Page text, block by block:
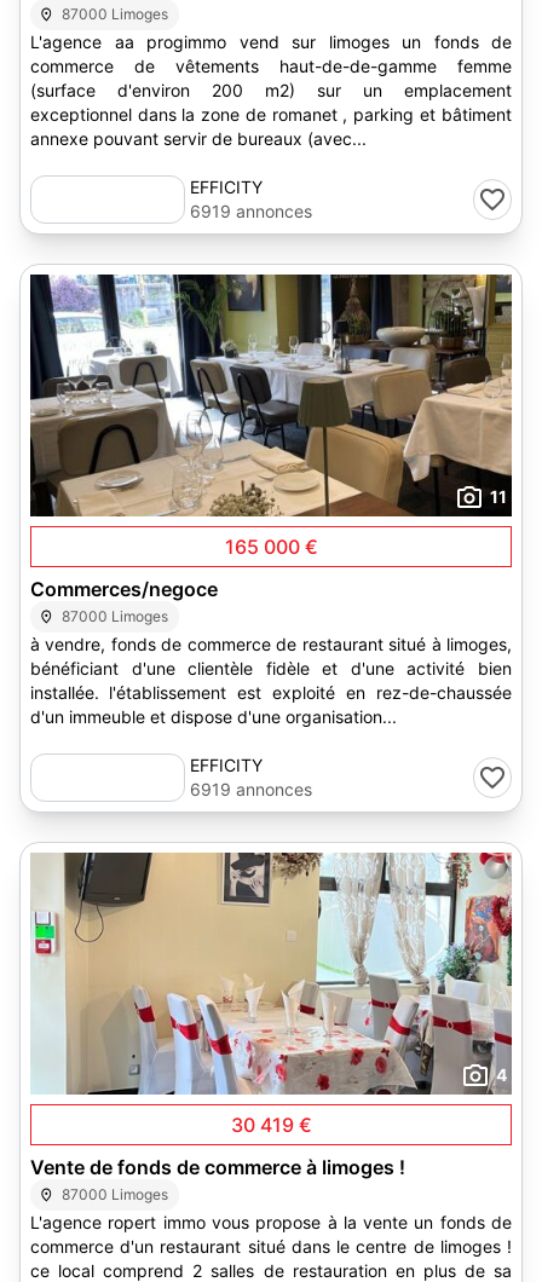
87000 Limoges
L'agence aa progimmo vend sur limoges un fonds de
commerce de vêtements haut-de-de-gamme femme
(surface d'environ 200 m2) sur un emplacement
exceptionnel dans la zone de romanet , parking et bâtiment
annexe pouvant servir de bureaux (avec...
EFFICITY
6919 annonces
11
165 000 €
Commerces/negoce
87000 Limoges
à vendre, fonds de commerce de restaurant situé à limoges,
bénéficiant d'une clientèle fidèle et d'une activité bien
installée. l'établissement est exploité en rez-de-chaussée
d'un immeuble et dispose d'une organisation...
EFFICITY
6919 annonces
4
30 419 €
Vente de fonds de commerce à limoges !
87000 Limoges
L'agence ropert immo vous propose à la vente un fonds de
commerce d'un restaurant situé dans le centre de limoges !
ce local comprend 2 salles de restauration en plus de sa